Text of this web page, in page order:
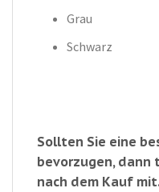
Grau
Schwarz
Sollten Sie eine
bevorzugen, dann
nach dem Kauf